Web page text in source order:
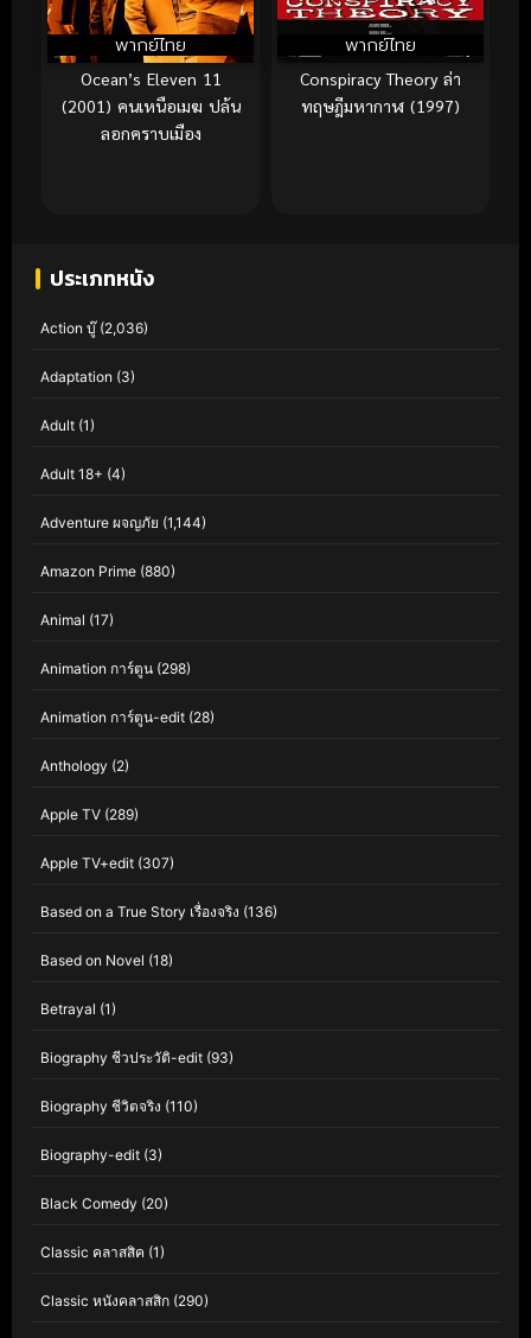
พากย์ไทย
Ocean’s Eleven 11
(2001) คนเหนือเมฆ ปล้น
ลอกคราบเมือง
พากย์ไทย
Conspiracy Theory ล่า
ทฤษฎีมหากาฬ (1997)
ประเภทหนัง
Action บู๊(2,036)
Adaptation (3)
Adult (1)
Adult 18+ (4)
Adventure ผจญภัย (1,144)
Amazon Prime (880)
Animal (17)
Animation การ์ตูน (298)
Animation การ์ตูน-edit (28)
Anthology (2)
Apple TV (289)
Apple TV+edit (307)
Based on a True Story เรื่องจริง (136)
Based on Novel (18)
Betrayal (1)
Biography ชีวประวัติ-edit (93)
Biography ชีวิตจริง (110)
Biography-edit (3)
Black Comedy (20)
Classic คลาสสิค (1)
Classic หนังคลาสสิก (290)